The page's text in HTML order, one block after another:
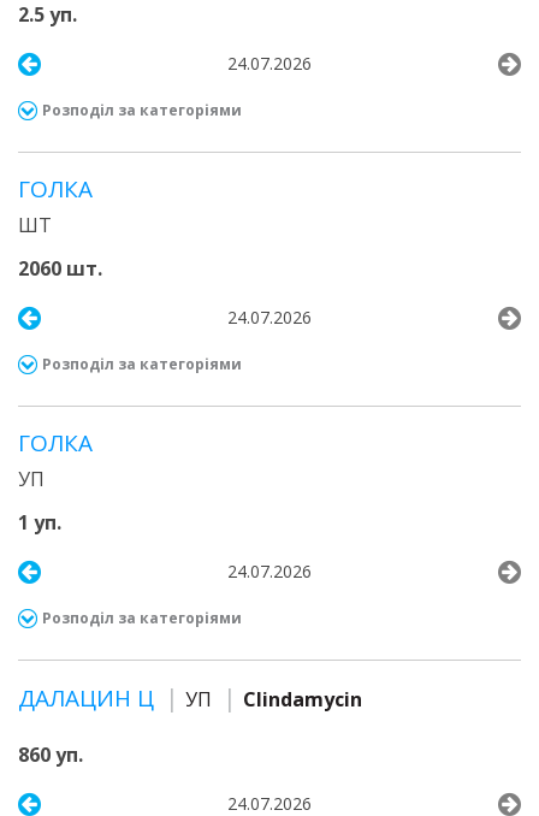
2.5 уп.
24.07.2026
Розподіл за категоріями
ГОЛКА
ШТ
2060 шт.
24.07.2026
Розподіл за категоріями
ГОЛКА
УП
1 уп.
24.07.2026
Розподіл за категоріями
ДАЛАЦИН Ц УП Clindamycin
860 уп.
24.07.2026